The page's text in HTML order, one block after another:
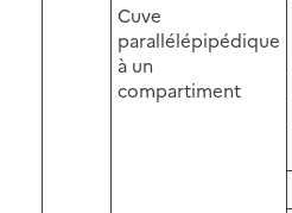
Cuve
parallélépipédique
à un
compartiment